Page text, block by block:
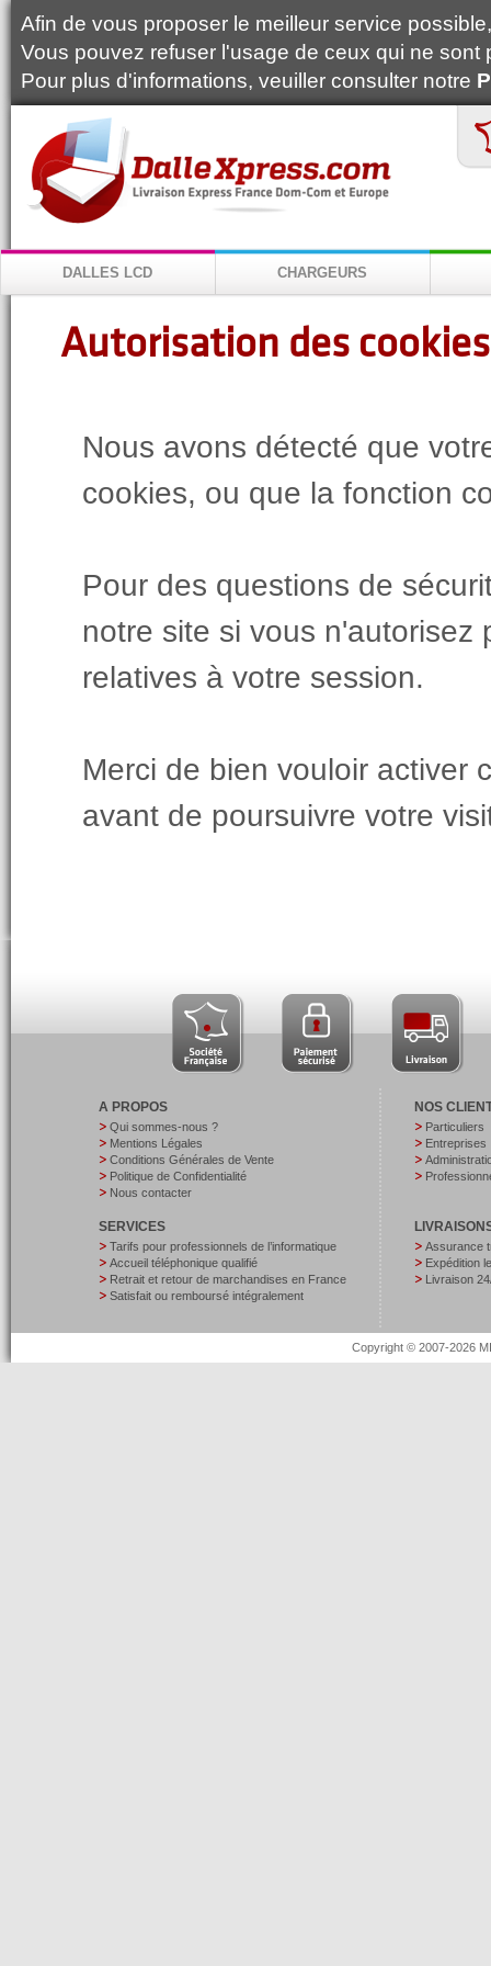
Afin de vous proposer le meilleur service
Vous pouvez refuser l'usage de ceux qui ne
Pour plus d'informations, veuiller consulter notre
DALLES LCD CHARGEURS
Autorisation des cookies
Nous avons détecté que
cookies, ou que la fonction
Pour des questions de
notre site si vous n'autorisez
relatives à votre session.
Merci de bien vouloir activer
avant de poursuivre votre
A PROPOS
Qui sommes-nous ?
Mentions Légales
Conditions Générales de Vente
Politique de Confidentialité
Nous contacter
SERVICES
Tarifs pour professionnels de l’informatique
Accueil téléphonique qualifié
Retrait et retour de marchandises en France
Satisfait ou remboursé intégralement
NOS
Particuliers
Entreprises
Assurance
Expédition
Livraison
Copyright © 2007-2026